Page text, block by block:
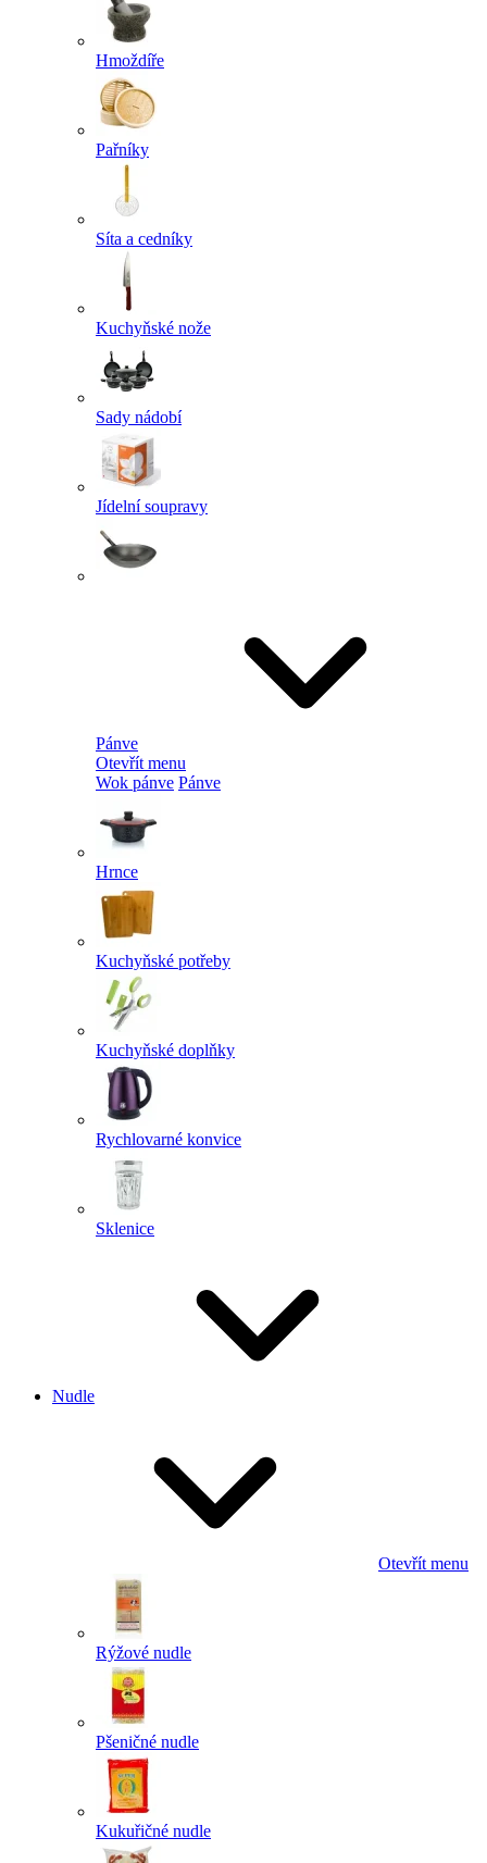
Hmoždíře
Pařníky
Síta a cedníky
Kuchyňské nože
Sady nádobí
Jídelní soupravy
Pánve
Otevřít menu
Wok pánve Pánve
Hrnce
Kuchyňské potřeby
Kuchyňské doplňky
Rychlovarné konvice
Sklenice
Nudle
Otevřít menu
Rýžové nudle
Pšeničné nudle
Kukuřičné nudle